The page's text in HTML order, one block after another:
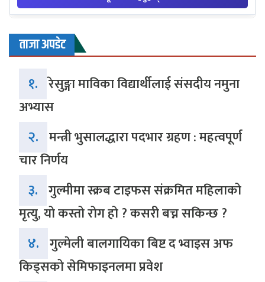
ताजा अपडेट
१. रेसुङ्गा माविका विद्यार्थीलाई संसदीय नमुना
अभ्यास
२. मन्त्री भुसालद्धारा पदभार ग्रहण : महत्वपूर्ण
चार निर्णय
३. गुल्मीमा स्क्रब टाइफस संक्रमित महिलाको
मृत्यु, यो कस्तो रोग हो ? कसरी बच्न सकिन्छ ?
४. गुल्मेली बालगायिका बिष्ट द भ्वाइस अफ
किड्सको सेमिफाइनलमा प्रवेश